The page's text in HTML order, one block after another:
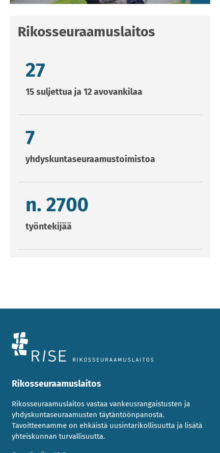
Rikosseuraamuslaitos
27
15 suljettua ja 12 avovankilaa
7
yhdyskuntaseuraamustoimistoa
n. 2700
työntekijää
Rikosseuraamuslaitos
Rikosseuraamuslaitos vastaa vankeusrangaistusten ja
yhdyskuntaseuraamusten täytäntöönpanosta.
Tavoitteenamme on ehkäistä uusintarikollisuutta ja lisätä
yhteiskunnan turvallisuutta.